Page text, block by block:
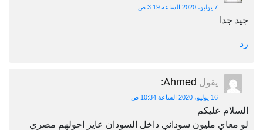
7 يوليو، 2020 الساعة 3:19 ص
جيد جدا
رد
يقول Ahmed
:
16 يوليو، 2020 الساعة 10:34 ص
السلام عليكم
لو معاي مليون سوداني داخل السودان عايز احولهم مصري